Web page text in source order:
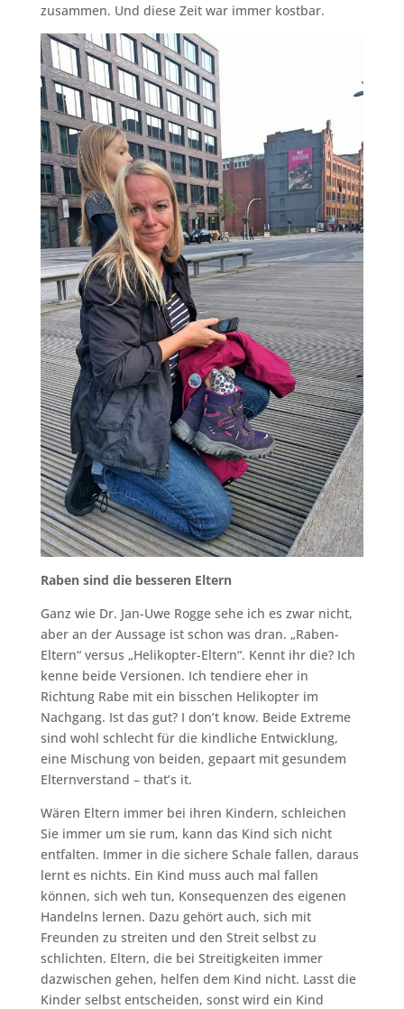
zusammen. Und diese Zeit war immer kostbar.
Raben sind die besseren Eltern
Ganz wie Dr. Jan-Uwe Rogge sehe ich es zwar nicht,
aber an der Aussage ist schon was dran. „Raben-
Eltern“ versus „Helikopter-Eltern“. Kennt ihr die? Ich
kenne beide Versionen. Ich tendiere eher in
Richtung Rabe mit ein bisschen Helikopter im
Nachgang. Ist das gut? I don’t know. Beide Extreme
sind wohl schlecht für die kindliche Entwicklung,
eine Mischung von beiden, gepaart mit gesundem
Elternverstand – that’s it.
Wären Eltern immer bei ihren Kindern, schleichen
Sie immer um sie rum, kann das Kind sich nicht
entfalten. Immer in die sichere Schale fallen, daraus
lernt es nichts. Ein Kind muss auch mal fallen
können, sich weh tun, Konsequenzen des eigenen
Handelns lernen. Dazu gehört auch, sich mit
Freunden zu streiten und den Streit selbst zu
schlichten. Eltern, die bei Streitigkeiten immer
dazwischen gehen, helfen dem Kind nicht. Lasst die
Kinder selbst entscheiden, sonst wird ein Kind